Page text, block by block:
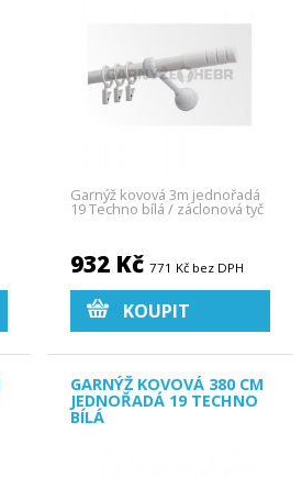
Garnýž kovová 3m jednořadá
19 Techno bílá / záclonová tyč
932 Kč 771 Kč bez DPH
KOUPIT
GARNÝŽ KOVOVÁ 380 CM
JEDNOŘADÁ 19 TECHNO
BÍLÁ